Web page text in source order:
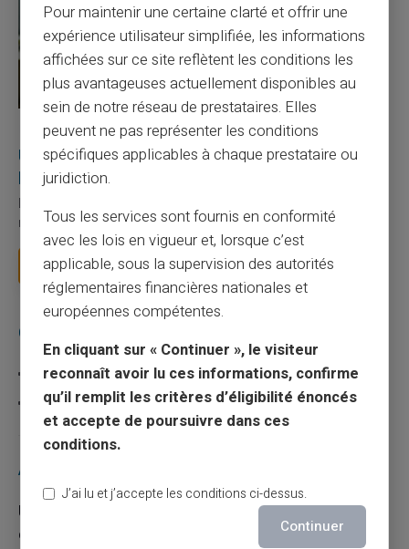
27/07/2026 Veritas Carte prépayée
Utilisation responsable du paiement mobile avec
la carte Veritas
Le paiement mobile s'est imposé dans les habitudes quotidiennes,
mais il appelle des réflexes pour é...
Lire la suite
Catégories
Carte prépayée
Escroquerie
Articles récents
Une carte bancaire gratuite sans compte, ça
existe ?
Pour maintenir une certaine clarté et offrir une
expérience utilisateur simplifiée, les informations
affichées sur ce site reflètent les conditions les
plus avantageuses actuellement disponibles au
sein de notre réseau de prestataires. Elles
peuvent ne pas représenter les conditions
spécifiques applicables à chaque prestataire ou
juridiction.
Tous les services sont fournis en conformité
avec les lois en vigueur et, lorsque c’est
applicable, sous la supervision des autorités
réglementaires financières nationales et
européennes compétentes.
En cliquant sur « Continuer », le visiteur
reconnaît avoir lu ces informations, confirme
qu’il remplit les critères d’éligibilité énoncés
et accepte de poursuivre dans ces
conditions.
J’ai lu et j’accepte les conditions ci-dessus.
Continuer